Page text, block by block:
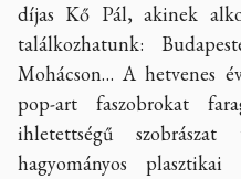
díjas Kő Pál, akinek
találkozhatunk:
Mohácson… A hetvenes
pop-art faszobrokat
ihletettségű
hagyományos